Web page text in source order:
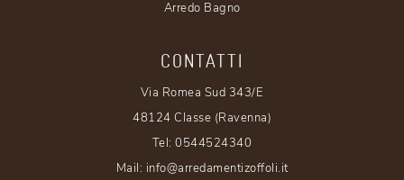
Arredo Bagno
CONTATTI
Via Romea Sud 343/E
48124 Classe (Ravenna)
Tel:0544524340
Mail: info@arredamentizoffoli.it